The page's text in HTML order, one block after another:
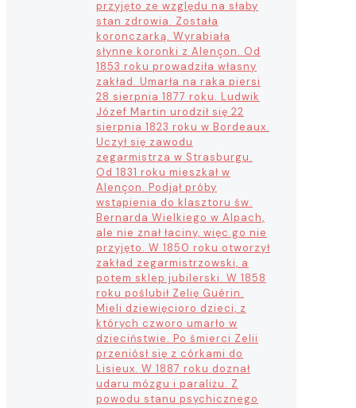
przyjęto ze względu na słaby
stan zdrowia. Została
koronczarką. Wyrabiała
słynne koronki z Alençon. Od
1853 roku prowadziła własny
zakład. Umarła na raka piersi
28 sierpnia 1877 roku. Ludwik
Józef Martin urodził się 22
sierpnia 1823 roku w Bordeaux.
Uczył się zawodu
zegarmistrza w Strasburgu.
Od 1831 roku mieszkał w
Alençon. Podjął próby
wstąpienia do klasztoru św.
Bernarda Wielkiego w Alpach,
ale nie znał łaciny, więc go nie
przyjęto. W 1850 roku otworzył
zakład zegarmistrzowski, a
potem sklep jubilerski. W 1858
roku poślubił Zelię Guérin.
Mieli dziewięcioro dzieci, z
których czworo umarło w
dzieciństwie. Po śmierci Zelii
przeniósł się z córkami do
Lisieux. W 1887 roku doznał
udaru mózgu i paraliżu. Z
powodu stanu psychicznego